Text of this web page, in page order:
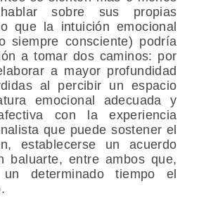
sobre sus propias
que la intuición emocional
siempre consciente) podría
a tomar dos caminos: por
a mayor profundidad
al percibir un espacio
emocional adecuada y
con la experiencia
que puede sostener el
establecerse un acuerdo
baluarte, entre ambos que,
determinado tiempo el